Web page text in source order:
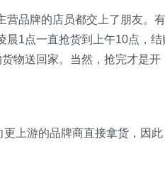
营品牌的店员都交上了朋友。有
晨1点一直抢货到上午10点，结
物送回家。当然，抢完才是开
上游的品牌商直接拿货，因此